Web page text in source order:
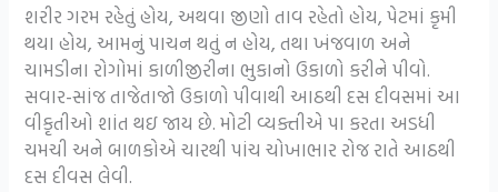
શરીર ગરમ રહેતું હોય, અથવા જીણો તાવ રહેતો હોય, પેટમાં કૃમી
થયા હોય, આમનું પાચન થતું ન હોય, તથા ખંજવાળ અને
ચામડીના રોગોમાં કાળીજીરીના ભુકાનો ઉકાળો કરીને પીવો.
સવાર-સાંજ તાજેતાજો ઉકાળો પીવાથી આઠથી દસ દીવસમાં આ
વીકૃતીઓ શાંત થઇ જાય છે. મોટી વ્યક્તીએ પા કરતા અડધી
ચમચી અને બાળકોએ ચારથી પાંચ ચોખાભાર રોજ રાતે આઠથી
દસ દીવસ લેવી.